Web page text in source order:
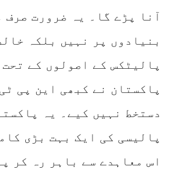
آنا پڑے گا۔ یہ ضرورت صرف
بنیادوں پر نہیں بلکہ
پالیٹکس کے اصولوں کے تحت
دستخط نہیں کیے۔ یہ
پالیسی کی ایک بہت بڑی
اس معاہدے سے باہر رہ کر